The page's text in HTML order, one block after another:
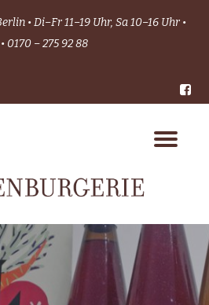
• Di–Fr 11–19 Uhr, Sa 10–16 Uhr •
• 0170 – 275 92 88